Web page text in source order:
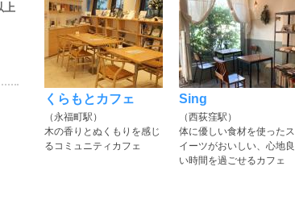
上
くらもとカフェ
（永福町駅）
木の香りとぬくもりを感じ
るコミュニティカフェ
Sing
（西荻窪駅）
体に優しい食材を使ったス
イーツがおいしい、心地良
い時間を過ごせるカフェ